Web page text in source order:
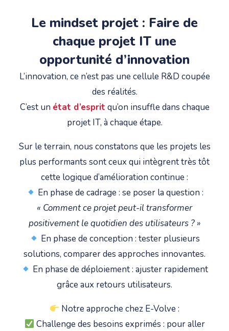
Le mindset projet : Faire de
chaque projet IT une
opportunité d’innovation
L’innovation, ce n’est pas une cellule R&D coupée
des réalités.
C’est un état d’esprit qu’on insuffle dans chaque
projet IT, à chaque étape.
Sur le terrain, nous constatons que les projets les
plus performants sont ceux qui intègrent très tôt
cette logique d’amélioration continue :
En phase de cadrage : se poser la question :
« Comment ce projet peut-il transformer
positivement le quotidien des utilisateurs ? »
En phase de conception : tester plusieurs
solutions, comparer des approches innovantes.
En phase de déploiement : ajuster rapidement
grâce aux retours utilisateurs.
Notre approche chez E-Volve :
Challenge des besoins exprimés : pour aller